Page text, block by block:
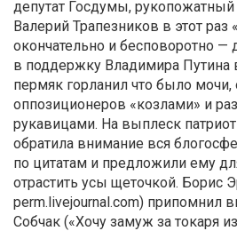
депутат Госдумы, рукопожатный
Валерий Трапезников в этот раз
окончательно и бесповоротно —
в поддержку Владимира Путина
пермяк горланил что было
оппозиционеров «козлами» и
рукавицами. На выплеск
обратила внимание вся
по цитатам и предложили ему
отрастить усы щеточкой. Борис
perm.livejournal.com) припомнил
Собчак («Хочу замуж за токаря